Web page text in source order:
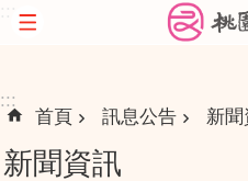
跳到主要內容區塊
:::
首頁 訊息公告 新
新聞資訊